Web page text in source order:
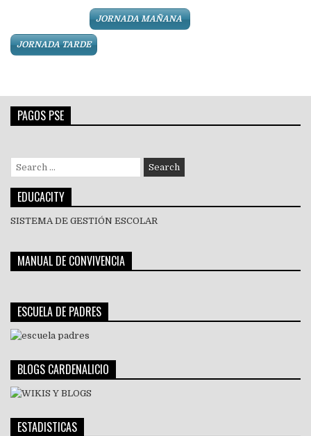
JORNADA MAÑANA
JORNADA TARDE
PAGOS PSE
Search
for:
EDUCACITY
SISTEMA DE GESTIÓN ESCOLAR
MANUAL DE CONVIVENCIA
ESCUELA DE PADRES
BLOGS CARDENALICIO
ESTADISTICAS